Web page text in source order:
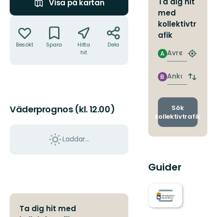
Visa på kartan
Besökt Spara
Hitta
hit
Dela
Väderprognos (kl. 12.00)
Laddar...
Ta dig hit med
med
kollektivtr
afik
Avresa
A
Hitta
Ankomst
B
Byt
och
Sök
kollektivtrafik
Guider